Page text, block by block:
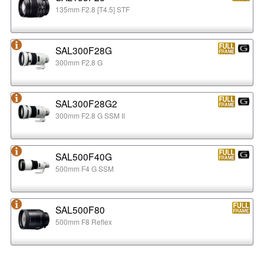
135mm F2.8 [T4.5] STF
SAL300F28G
300mm F2.8 G
SAL300F28G2
300mm F2.8 G SSM II
SAL500F40G
500mm F4 G SSM
SAL500F80
500mm F8 Reflex